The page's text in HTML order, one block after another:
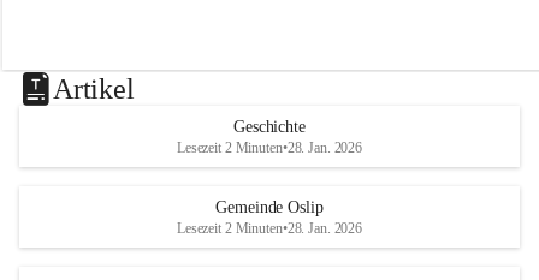
Artikel
Geschichte
Lesezeit 2 Minuten•28. Jan. 2026
Gemeinde Oslip
Lesezeit 2 Minuten•28. Jan. 2026